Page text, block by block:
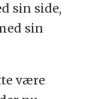
sin side,
sin
være